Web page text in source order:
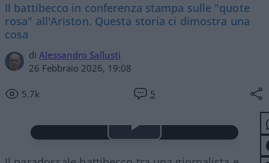
Il battibecco in conferenza stampa sulle "quote
rosa" all'Ariston. Questa storia ci dimostra una
cosa
di Alessandro Sallusti
26 Febbraio 2026, 19:08
5.7k 5
Play